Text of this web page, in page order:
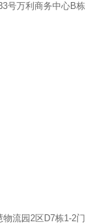
号万利商务中心B栋
流园2区D7栋1-2门